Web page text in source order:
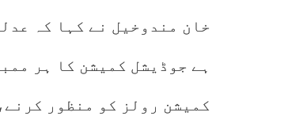
خان مندوخیل نے کہا کہ
ہے جوڈیشل کمیشن کا ہر
کمیشن رولز کو منظور